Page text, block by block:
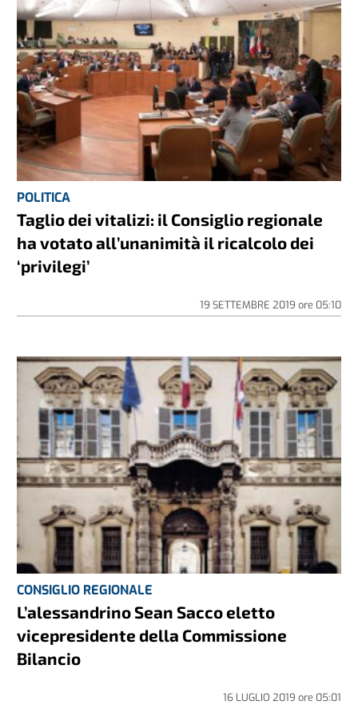
POLITICA
Taglio dei vitalizi: il Consiglio regionale
ha votato all’unanimità il ricalcolo dei
‘privilegi’
19 SETTEMBRE 2019 ore 05:10
CONSIGLIO REGIONALE
L’alessandrino Sean Sacco eletto
vicepresidente della Commissione
Bilancio
16 LUGLIO 2019 ore 05:01